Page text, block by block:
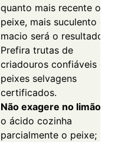
quanto mais recente o
peixe, mais suculento e
macio será o resultado.
Prefira trutas de
criadouros confiáveis ou
peixes selvagens
certificados.
Não exagere no limão
o ácido cozinha
parcialmente o peixe;